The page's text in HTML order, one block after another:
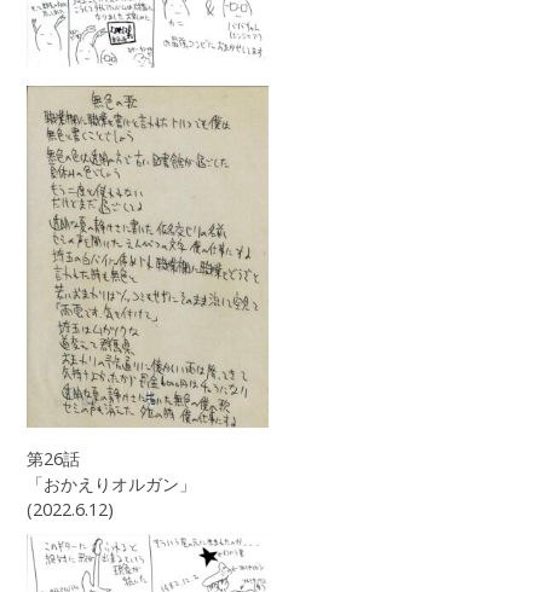
第26話
「おかえりオルガン」
(2022.6.12)